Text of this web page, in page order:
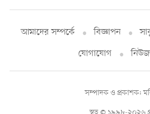
আমাদের সম্পর্কে বিজ্ঞাপন
যোগাযোগ
সম্পাদক ও প্রকাশক: